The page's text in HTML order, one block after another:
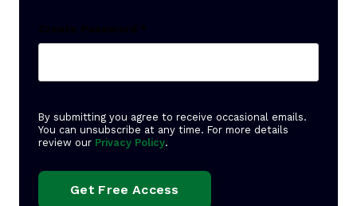
Create Password *
By submitting you agree to receive occasional emails.
You can unsubscribe at any time. For more details
review our Privacy Policy.